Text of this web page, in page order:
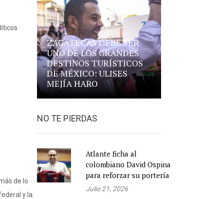
de lo
y la
ZACATECAS DEBE SER
UNO DE LOS GRANDES
DESTINOS TURÍSTICOS
DE MÉXICO: ULISES
MEJÍA HARO
NO TE PIERDAS
Atlante ficha al
colombiano David Ospina
para reforzar su portería
Julio 21, 2026